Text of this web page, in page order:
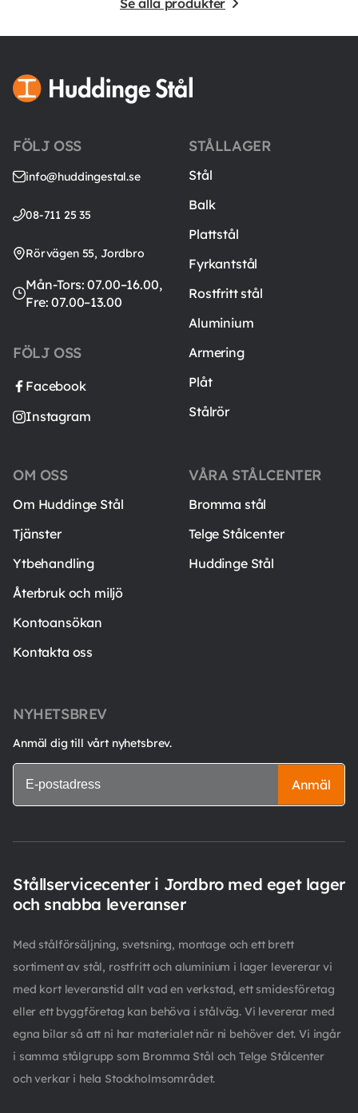
FÖLJ OSS
info@huddingestal.se
08-711 25 35
Rörvägen 55, Jordbro
Mån-Tors: 07.00–16.00,
Fre: 07.00–13.00
FÖLJ OSS
Facebook
Instagram
STÅLLAGER
Stål
Balk
Plattstål
Fyrkantstål
Rostfritt stål
Aluminium
Armering
Plåt
Stålrör
VÅRA STÅLCENTER
Bromma stål
Telge Stålcenter
Huddinge Stål
OM OSS
Om Huddinge Stål
Tjänster
Ytbehandling
Återbruk och miljö
Kontoansökan
Kontakta oss
NYHETSBREV
Anmäl dig till vårt nyhetsbrev.
Anmäl
Stållservicecenter i Jordbro med eget lager
och snabba leveranser
Med stålförsäljning, svetsning, montage och ett brett
sortiment av stål, rostfritt och aluminium i lager levererar vi
med kort leveranstid allt vad en verkstad, ett smidesföretag
eller ett byggföretag kan behöva i stålväg. Vi levererar med
egna bilar så att ni har materialet när ni behöver det. Vi ingår
i samma stålgrupp som Bromma Stål och Telge Stålcenter
och verkar i hela Stockholmsområdet.